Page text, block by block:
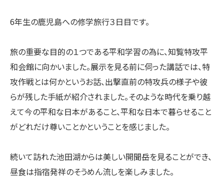
6年生の鹿児島への修学旅行３日目です。
旅の重要な目的の１つである平和学習の為に、知覧特攻平
和会館に向かいました。展示を見る前に伺った講話では、特
攻作戦とは何かというお話、出撃直前の特攻兵の様子や彼
らが残した手紙が紹介されました。そのような時代を乗り越
えて今の平和な日本があること、平和な日本で暮らせること
がどれだけ尊いことかということを感じました。
続いて訪れた池田湖からは美しい開聞岳を見ることができ、
昼食は指宿発祥のそうめん流しを楽しみました。